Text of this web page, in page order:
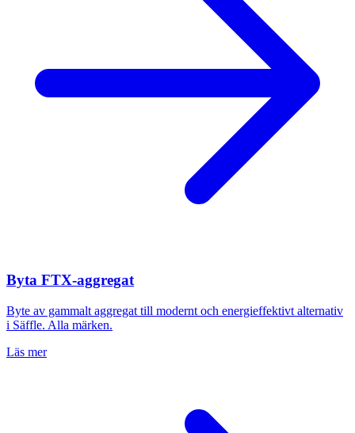
Byta FTX-aggregat
Byte av gammalt aggregat till modernt och energieffektivt alternativ
i Säffle. Alla märken.
Läs mer